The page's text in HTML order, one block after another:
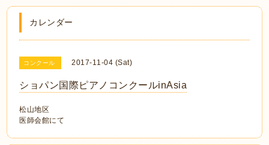
カレンダー
コンクール 2017-11-04 (Sat)
ショパン国際ピアノコンクールinAsia
松山地区
医師会館にて